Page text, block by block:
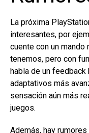
La próxima
interesantes, por
cuente con un mando
tenemos, pero con
habla de un
adaptativos más
sensación aún más
juegos.
Además, hay